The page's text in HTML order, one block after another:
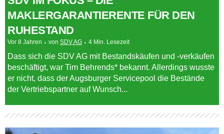
MAKLERGARANTIERENTE FÜR DEN
RUHESTAND
Vor 8 Jahren von SDV AG 4 Min. Lesezeit
Dass sich die SDV AG mit Bestandskäufen und -verkäufen
beschäftigt, war Tim Behrends* bekannt. Allerdings wusste
er nicht, dass der Augsburger Servicepool die Bestände
der Vertriebspartner auf Wunsch...